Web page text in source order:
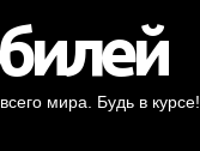
мира. Будь в курсе!